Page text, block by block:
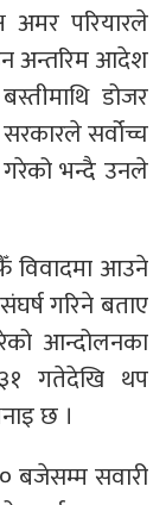
अमर परियारले
अन्तरिम आदेश
डोजर
सर्वोच्च
भन्दै उनले
विवादमा आउने
गरिने बताए
आन्दोलनका
३१ गतेदेखि थप
छ ।
बजेसम्म सवारी